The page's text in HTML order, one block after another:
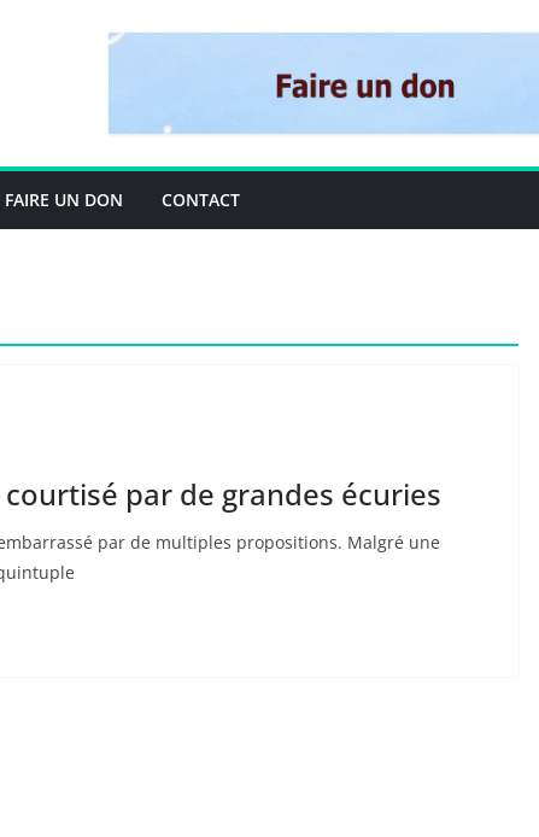
FAIRE UN DON CONTACT
par de grandes écuries
par de multiples propositions. Malgré une